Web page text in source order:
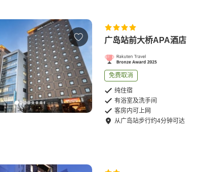
广岛站前大桥APA酒店
免费取消
纯住宿
有浴室及洗手间
客房内可上网
从广岛站步行约4分钟可达